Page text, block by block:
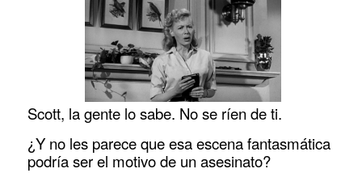
Scott, la gente lo sabe. No se ríen de ti.
¿Y no les parece que esa escena fantasmática
podría ser el motivo de un asesinato?